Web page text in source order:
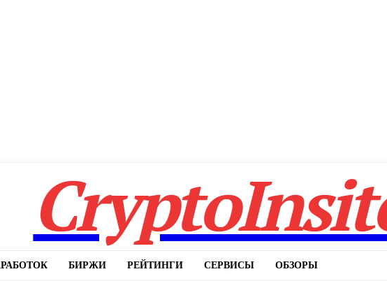
БИРЖИ РЕЙТИНГИ СЕРВИСЫ ОБЗОРЫ